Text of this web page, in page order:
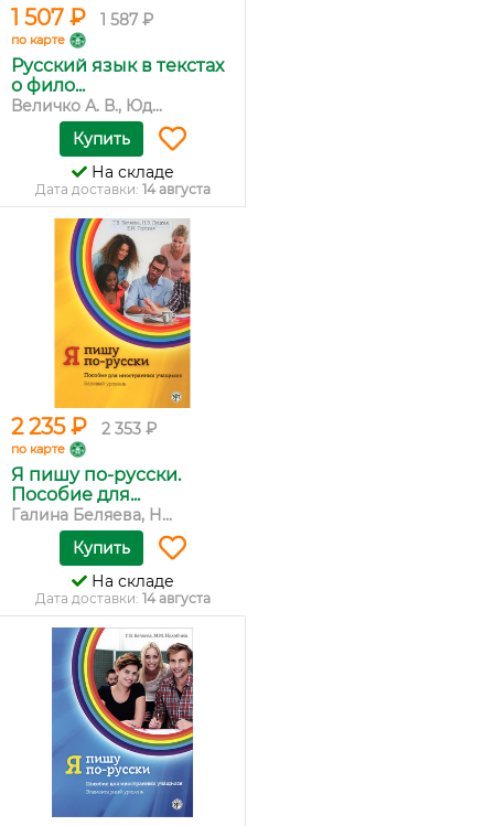
1 507 ₽ 1 587 ₽
по карте
Русский язык в текстах
о фило...
Величко А. В., Юд...
Купить
На складе
Дата доставки: 14 августа
2 235 ₽ 2 353 ₽
по карте
Я пишу по-русски.
Пособие для...
Галина Беляева, Н...
Купить
На складе
Дата доставки: 14 августа